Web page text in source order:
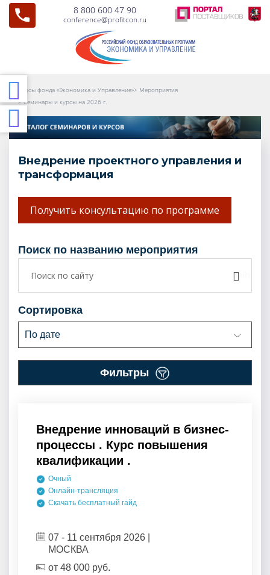
8 800 600 47 90
conference@profitcon.ru
Курсы фонда «Экономика и Управление»> Мероприятия
>Семинары и курсы на 2026 г.
Внедрение проектного управления и
трансформация
Получить консультацию по программе
поиск по названию мероприятия
сортировка
По дате
фильтры
Внедрение инноваций в бизнес-
процессы . Курс повышения
квалификации .
Очный
Онлайн-трансляция
Скачать бесплатный гайд
07 - 11 сентября 2026 |
МОСКВА
от 48 000 руб.